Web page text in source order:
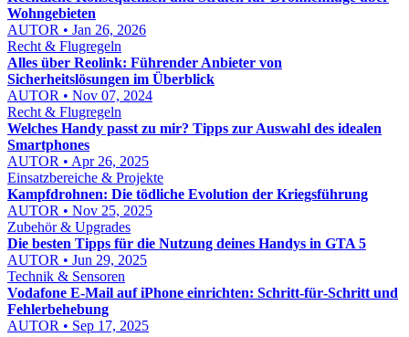
Wohngebieten
AUTOR • Jan 26, 2026
Recht & Flugregeln
Alles über Reolink: Führender Anbieter von
Sicherheitslösungen im Überblick
AUTOR • Nov 07, 2024
Recht & Flugregeln
Welches Handy passt zu mir? Tipps zur Auswahl des idealen
Smartphones
AUTOR • Apr 26, 2025
Einsatzbereiche & Projekte
Kampfdrohnen: Die tödliche Evolution der Kriegsführung
AUTOR • Nov 25, 2025
Zubehör & Upgrades
Die besten Tipps für die Nutzung deines Handys in GTA 5
AUTOR • Jun 29, 2025
Technik & Sensoren
Vodafone E‑Mail auf iPhone einrichten: Schritt‑für‑Schritt und
Fehlerbehebung
AUTOR • Sep 17, 2025